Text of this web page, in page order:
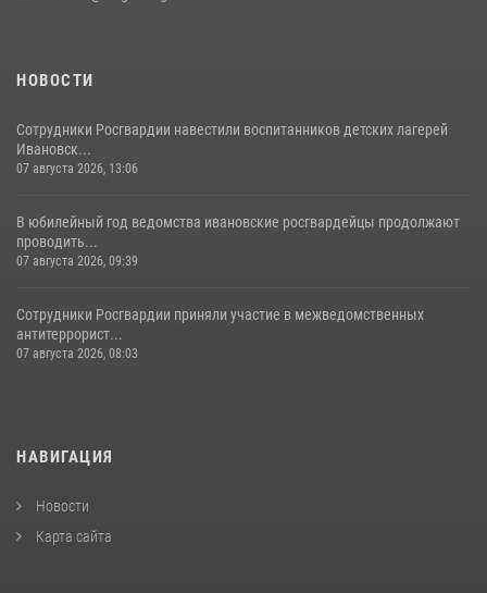
НОВОСТИ
Сотрудники Росгвардии навестили воспитанников детских лагерей
Ивановск...
07 августа 2026, 13:06
В юбилейный год ведомства ивановские росгвардейцы продолжают
проводить...
07 августа 2026, 09:39
Сотрудники Росгвардии приняли участие в межведомственных
антитеррорист...
07 августа 2026, 08:03
НАВИГАЦИЯ
Новости
Карта сайта